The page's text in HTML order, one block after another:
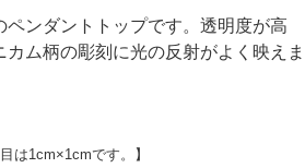
ペンダントトップです。透明度が高
カム柄の彫刻に光の反射がよく映えま
は1cm×1cmです。】